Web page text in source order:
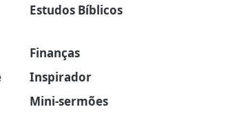
Estudos Bíblicos
Finanças
Inspirador
Mini-sermões